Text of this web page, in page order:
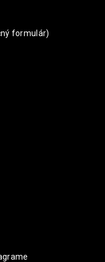
formulár)